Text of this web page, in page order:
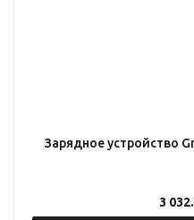
Зарядное устройство
3